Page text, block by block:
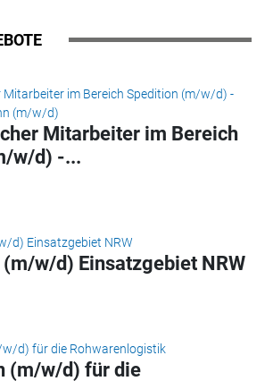
Mitarbeiter im Bereich
w/d) -...
(m/w/d) Einsatzgebiet NRW
(m/w/d) für die